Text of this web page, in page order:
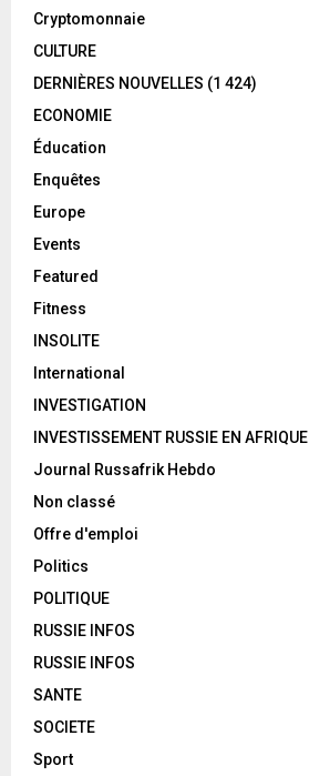
Cryptomonnaie
CULTURE
DERNIÈRES NOUVELLES (1 424)
ECONOMIE
Éducation
Enquêtes
Europe
Events
Featured
Fitness
INSOLITE
International
INVESTIGATION
INVESTISSEMENT RUSSIE EN AFRIQUE
Journal Russafrik Hebdo
Non classé
Offre d'emploi
Politics
POLITIQUE
RUSSIE INFOS
RUSSIE INFOS
SANTE
SOCIETE
Sport